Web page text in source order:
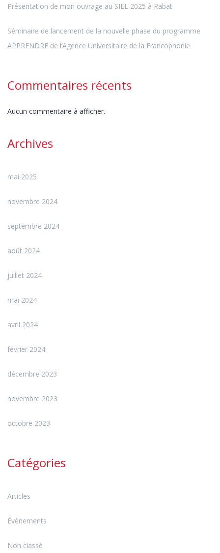
Présentation de mon ouvrage au SIEL 2025 à Rabat
Séminaire de lancement de la nouvelle phase du programme
APPRENDRE de l’Agence Universitaire de la Francophonie
Commentaires récents
Aucun commentaire à afficher.
Archives
mai 2025
novembre 2024
septembre 2024
août 2024
juillet 2024
mai 2024
avril 2024
février 2024
décembre 2023
novembre 2023
octobre 2023
Catégories
Articles
Évènements
Non classé